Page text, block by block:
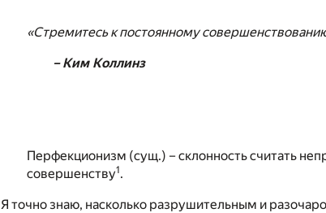
«Стремитесь к постоянному
– Ким Коллинз
Перфекционизм (сущ.) – склонность считать
совершенству1.
Я точно знаю, насколько разрушительным и